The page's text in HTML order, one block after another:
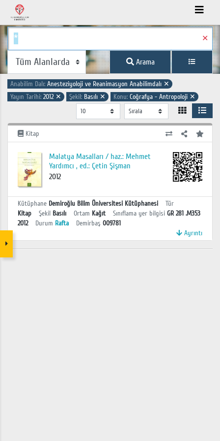
✕
Arama
Anabilim Dalı: Anesteziyoloji ve Reanimasyon Anabilimdalı ✕
Yayın Tarihi: 2012 ✕ Şekil: Basılı ✕ Konu: Coğrafya - Antropoloji ✕
Kitap
Malatya Masalları / haz.: Mehmet
Yardımcı , ed.: Çetin Şişman
2012
Kütüphane Demiroğlu Bilim Üniversitesi Kütüphanesi
Tür
Kitap
Şekil Basılı Ortam Kağıt Sınıflama yer bilgisi GR 281 .M353
2012
Durum Rafta Demirbaş 009781
Ayrıntı